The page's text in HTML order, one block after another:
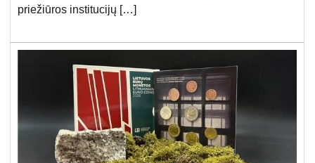
priežiūros institucijų […]